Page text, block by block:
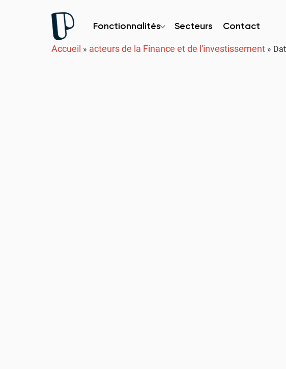
Fonctionnalités Secteurs Contact
Accueil » acteurs de la Finance et de l'investissement»